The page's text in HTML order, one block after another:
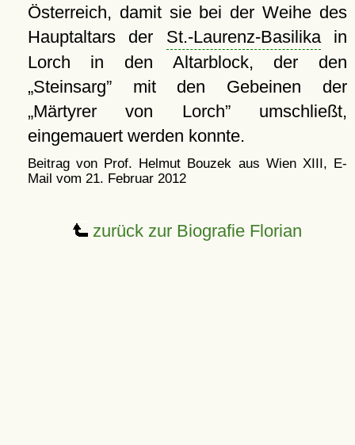
Österreich, damit sie bei der Weihe des
Hauptaltars der St.-Laurenz-Basilikain
Lorch in den Altarblock, der den
Steinsarg mit den Gebeinen der
Märtyrer von Lorch umschließt,
eingemauert werden konnte.
Beitrag von Prof. Helmut Bouzek aus Wien XIII, E-
Mail vom 21. Februar 2012
zurück zur Biografie Florian